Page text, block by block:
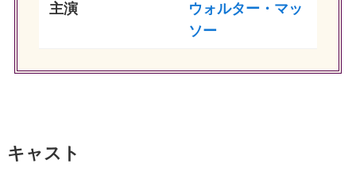
主演
ウォルター・マッ
ソー
キャスト